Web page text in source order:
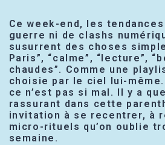
Ce week-end, les
guerre ni de clashs
susurrent des choses
Paris”, “calme”, “lecture”,
chaudes”. Comme une
choisie par le ciel lui-
ce n’est pas si mal. Il y a
rassurant dans cette
invitation à se recentrer, à
micro-rituels qu’on oublie
semaine.